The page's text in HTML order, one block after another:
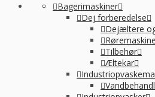
Bagerimaskiner
Dej forberedelse
Dejæltere
Tilbehør
Æltekar